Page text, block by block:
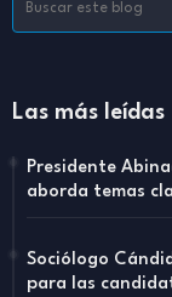
Las más leídas
Presidente
aborda temas
Sociólogo
para las